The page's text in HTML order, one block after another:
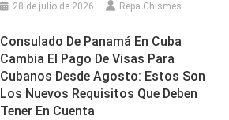
28 de julio de 2026 Repa Chismes
Consulado De Panamá En Cuba
Cambia El Pago De Visas Para
Cubanos Desde Agosto: Estos Son
Los Nuevos Requisitos Que Deben
Tener En Cuenta